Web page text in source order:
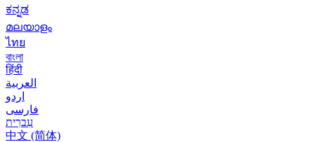
ಕನ್ನಡ
മലയാളം
ไทย
বাংলা
हिंदी
العربية
اردو
فارسی
עִברִית
中文 (简体)